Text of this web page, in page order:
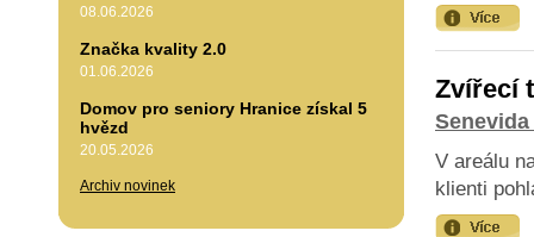
08.06.2026
Značka kvality 2.0
01.06.2026
Domov pro seniory Hranice získal 5
hvězd
20.05.2026
Archiv novinek
Zvířecí
Senevida
V areálu
klienti